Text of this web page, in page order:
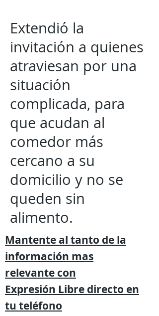
Extendió la
invitación a quienes
atraviesan por una
situación
complicada, para
que acudan al
comedor más
cercano a su
domicilio y no se
queden sin
alimento.
Mantente al tanto de la
información mas
relevante con
Expresión Libre directo en
tu teléfono